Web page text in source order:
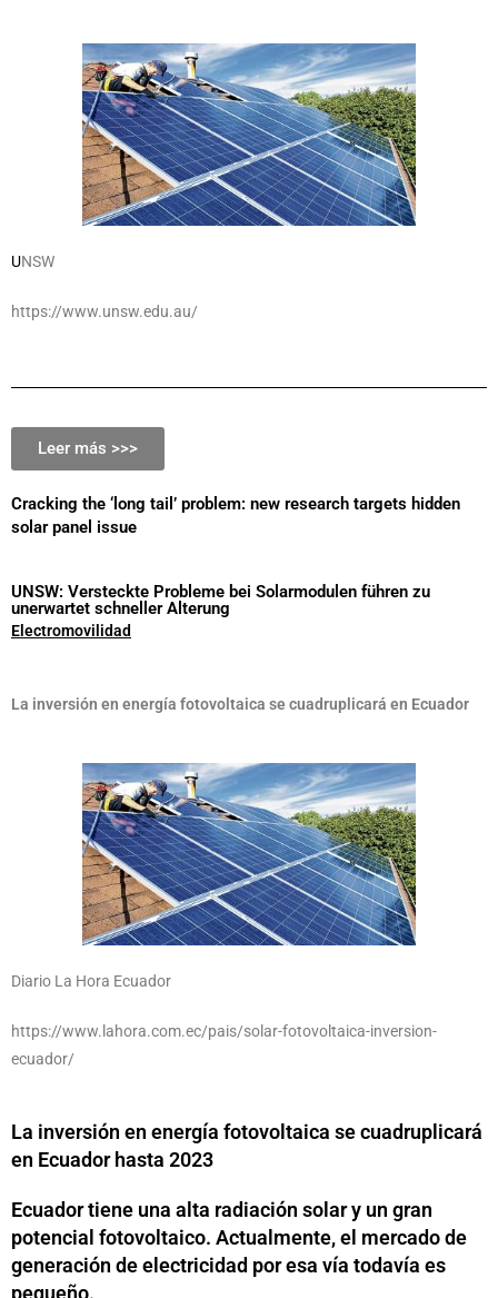
UNSW
https://www.unsw.edu.au/
Leer más >>>
Cracking the ‘long tail’ problem: new research targets hidden
solar panel issue
UNSW: Versteckte Probleme bei Solarmodulen führen zu
unerwartet schneller Alterung
Electromovilidad
La inversión en energía fotovoltaica se cuadruplicará en Ecuador
Diario La Hora Ecuador
https://www.lahora.com.ec/pais/solar-fotovoltaica-inversion-
ecuador/
La inversión en energía fotovoltaica se cuadruplicará
en Ecuador hasta 2023
Ecuador tiene una alta radiación solar y un gran
potencial fotovoltaico. Actualmente, el mercado de
generación de electricidad por esa vía todavía es
pequeño.